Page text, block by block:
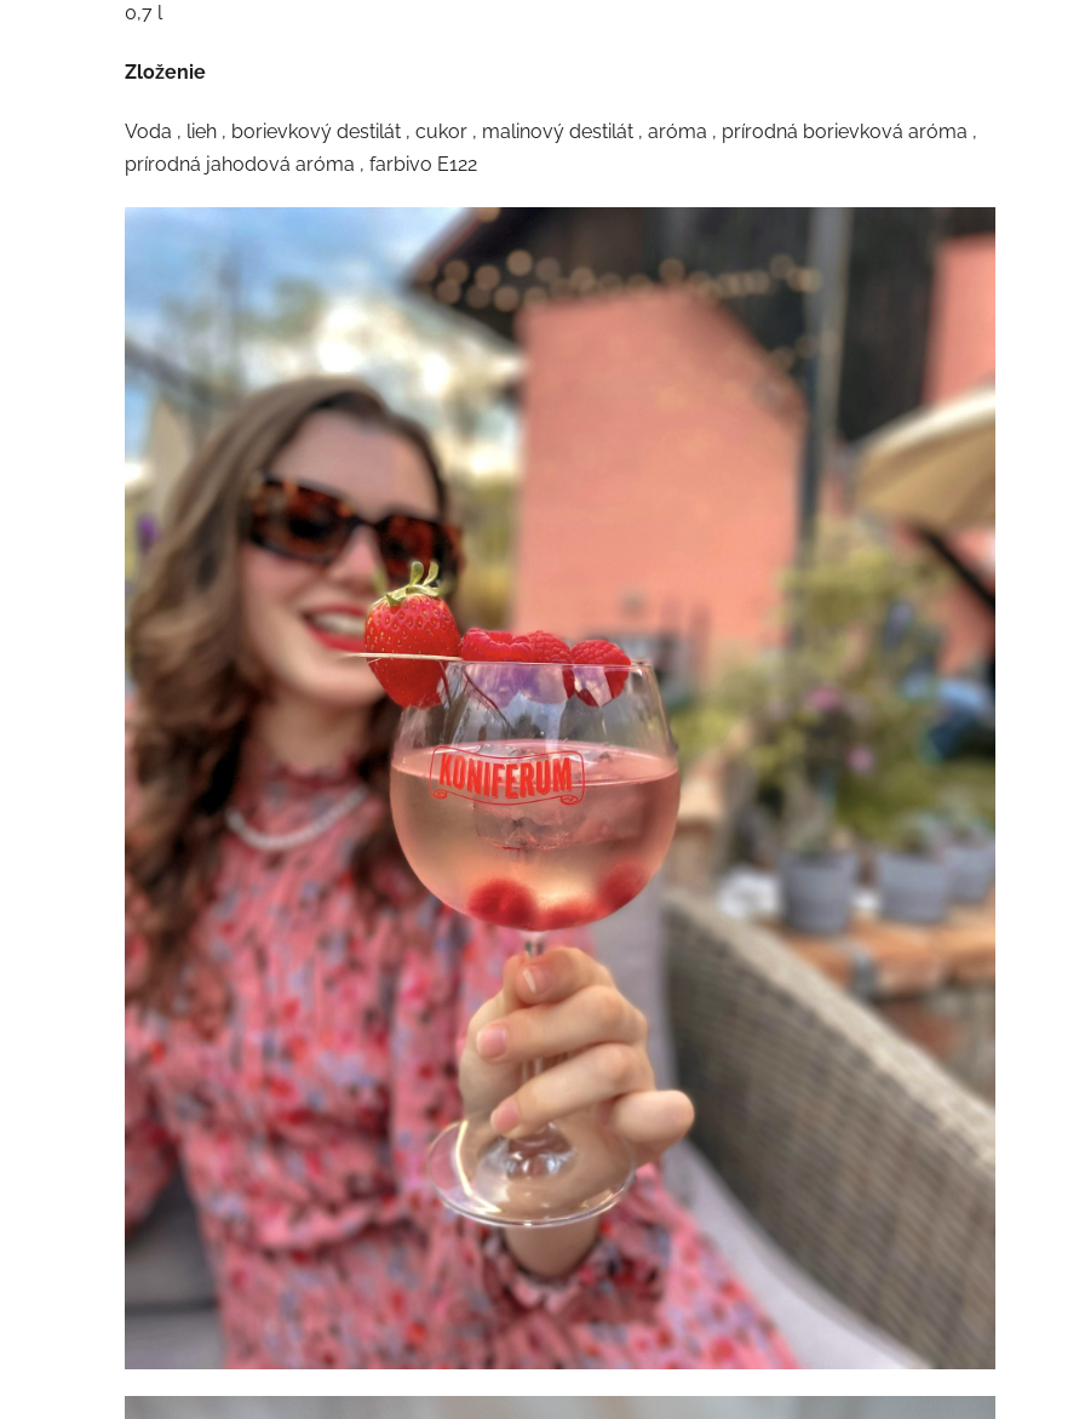
0,7 l
Zloženie
Voda , lieh , borievkový destilát , cukor , malinový destilát , aróma , prírodná borievková aróma ,
prírodná jahodová aróma , farbivo E122